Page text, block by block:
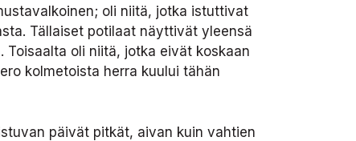
oli niitä, jotka istuttivat
Tällaiset potilaat näyttivät yleensä
oli niitä, jotka eivät koskaan
kolmetoista herra kuului tähän
päivät pitkät, aivan kuin vahtien